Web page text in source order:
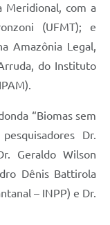
Meridional, com a
(UFMT); e
Amazônia Legal,
do Instituto
“Biomas sem
Dr.
Geraldo Wilson
Dênis Battirola
– INPP) e Dr.